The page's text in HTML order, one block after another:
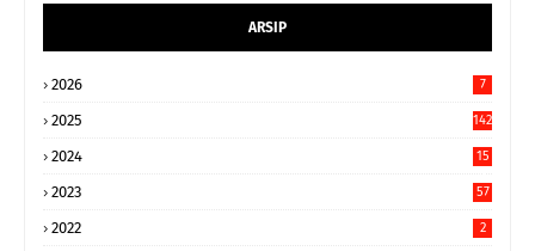
ARSIP
2026 7
2025 142
2024
15
2023 57
2022 2